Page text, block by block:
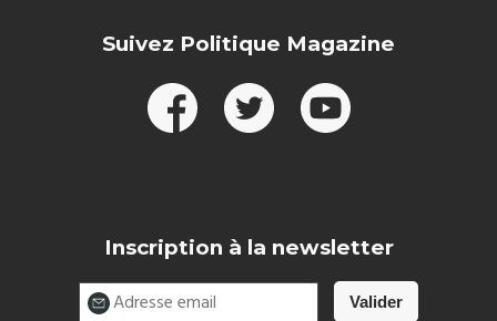
Suivez Politique Magazine
Inscription à la newsletter